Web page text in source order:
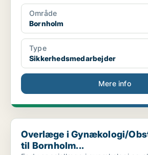
Område
Bornholm
Type
Sikkerhedsmedarbejder
Mere info
Overlæge i Gynækologi/Obstetrik søges
Overlæge i Gynækologi/
til Bornholm...